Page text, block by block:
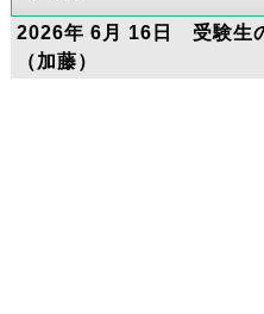
2026年 6月 16日 受験生
（加藤）